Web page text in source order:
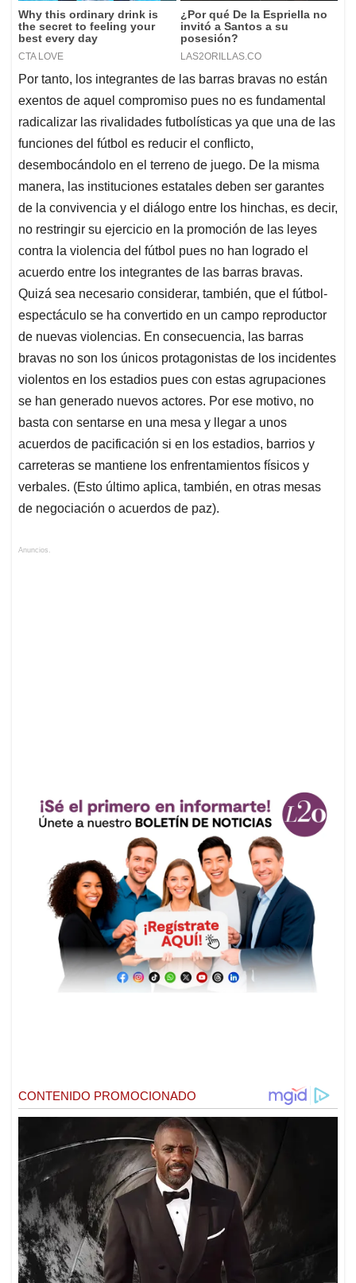
Por tanto, los integrantes de las barras bravas no están
exentos de aquel compromiso pues no es fundamental
radicalizar las rivalidades futbolísticas ya que una de las
funciones del fútbol es reducir el conflicto,
desembocándolo en el terreno de juego. De la misma
manera, las instituciones estatales deben ser garantes
de la convivencia y el diálogo entre los hinchas, es decir,
no restringir su ejercicio en la promoción de las leyes
contra la violencia del fútbol pues no han logrado el
acuerdo entre los integrantes de las barras bravas.
Quizá sea necesario considerar, también, que el fútbol-
espectáculo se ha convertido en un campo reproductor
de nuevas violencias. En consecuencia, las barras
bravas no son los únicos protagonistas de los incidentes
violentos en los estadios pues con estas agrupaciones
se han generado nuevos actores. Por ese motivo, no
basta con sentarse en una mesa y llegar a unos
acuerdos de pacificación si en los estadios, barrios y
carreteras se mantiene los enfrentamientos físicos y
verbales. (Esto último aplica, también, en otras mesas
de negociación o acuerdos de paz).
Anuncios.